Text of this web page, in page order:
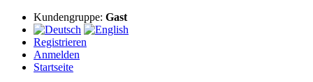
Kundengruppe: Gast
Registrieren
Anmelden
Startseite